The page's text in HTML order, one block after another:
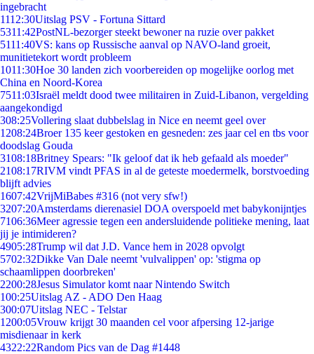
ingebracht
1112:30Uitslag PSV - Fortuna Sittard
5311:42PostNL-bezorger steekt bewoner na ruzie over pakket
5111:40VS: kans op Russische aanval op NAVO-land groeit,
munitietekort wordt probleem
1011:30Hoe 30 landen zich voorbereiden op mogelijke oorlog met
China en Noord-Korea
7511:03Israël meldt dood twee militairen in Zuid-Libanon, vergelding
aangekondigd
308:25Vollering slaat dubbelslag in Nice en neemt geel over
1208:24Broer 135 keer gestoken en gesneden: zes jaar cel en tbs voor
doodslag Gouda
3108:18Britney Spears: "Ik geloof dat ik heb gefaald als moeder"
2108:17RIVM vindt PFAS in al de geteste moedermelk, borstvoeding
blijft advies
1607:42VrijMiBabes #316 (not very sfw!)
3207:20Amsterdams dierenasiel DOA overspoeld met babykonijntjes
7106:36Meer agressie tegen een andersluidende politieke mening, laat
jij je intimideren?
4905:28Trump wil dat J.D. Vance hem in 2028 opvolgt
5702:32Dikke Van Dale neemt 'vulvalippen' op: 'stigma op
schaamlippen doorbreken'
2200:28Jesus Simulator komt naar Nintendo Switch
100:25Uitslag AZ - ADO Den Haag
300:07Uitslag NEC - Telstar
1200:05Vrouw krijgt 30 maanden cel voor afpersing 12-jarige
misdienaar in kerk
4322:22Random Pics van de Dag #1448